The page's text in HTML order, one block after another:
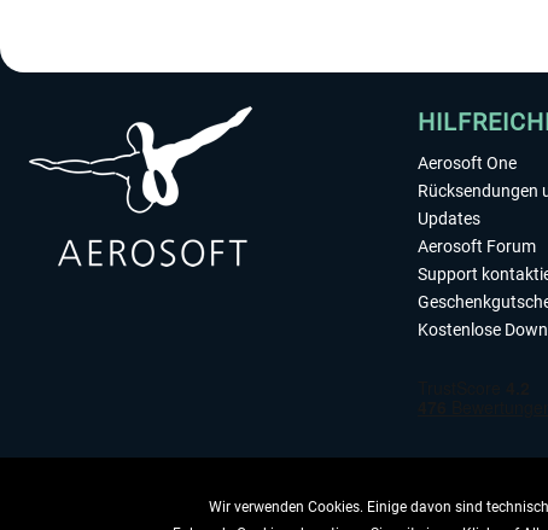
Aerosoft One
Rücksendungen
Updates
Aerosoft Forum
Support
Kostenlose
Wir verwenden Cookies. Einige davon sind